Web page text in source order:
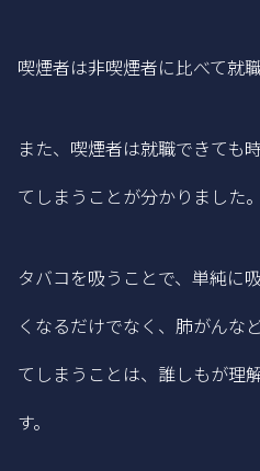
喫煙者は非喫煙者に比べて就
また、喫煙者は就職できても
てしまうことが分かりました。
タバコを吸うことで、単純に
くなるだけでなく、肺がんな
てしまうことは、誰しもが理
す。